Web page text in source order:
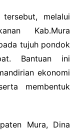
melalui
Kab.Mura
tujuh pondok
Bantuan ini
ekonomi
membentuk
Mura, Dina